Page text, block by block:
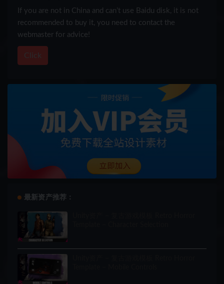
If you are not in China and can’t use Baidu disk, it is not
recommended to buy it, you need to contact the
webmaster for advice!
Click
最新资产推荐：